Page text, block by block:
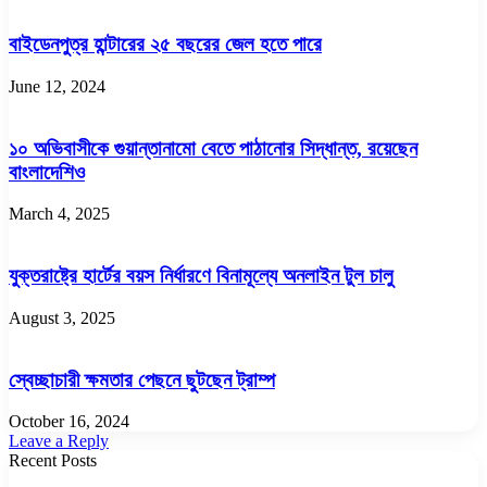
বাইডেনপুত্র হান্টারের ২৫ বছরের জেল হতে পারে
June 12, 2024
১০ অভিবাসীকে গুয়ান্তানামো বেতে পাঠানোর সিদ্ধান্ত, রয়েছেন
বাংলাদেশিও
March 4, 2025
যুক্তরাষ্ট্রে হার্টের বয়স নির্ধারণে বিনামূল্যে অনলাইন টুল চালু
August 3, 2025
স্বেচ্ছাচারী ক্ষমতার পেছনে ছুটছেন ট্রাম্প
October 16, 2024
Leave a Reply
Recent Posts